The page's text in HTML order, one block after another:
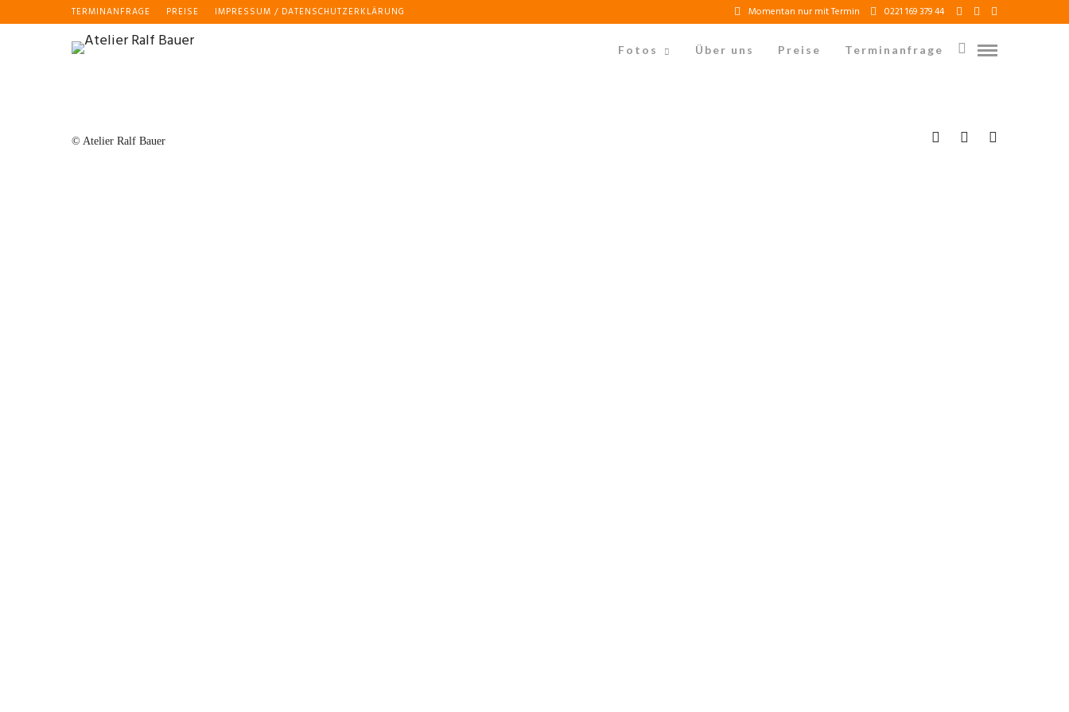
Momentan nur mit Termin 0221 169 379 44
TERMINANFRAGE PREISE IMPRESSUM / DATENSCHUTZERKLÄRUNG
Fotos Über uns Preise Terminanfrage
© Atelier Ralf Bauer